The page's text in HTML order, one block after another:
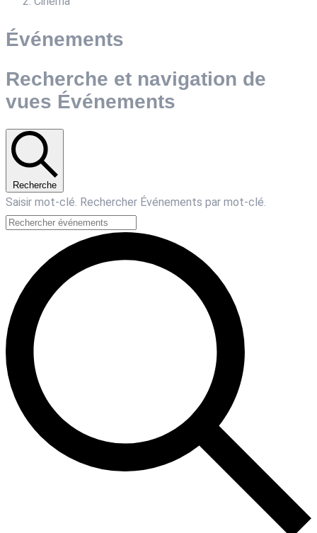
Événements
Recherche et navigation de
vues Événements
Recherche
Saisir mot-clé. Rechercher Événements par mot-clé.